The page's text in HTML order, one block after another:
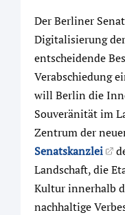
Der Berliner
Digitalisierung
entscheidende
Verabschiedung
will Berlin die
Souveränität im
Zentrum der
Senatskanzlei
Landschaft, die
Kultur innerhalb
nachhaltige